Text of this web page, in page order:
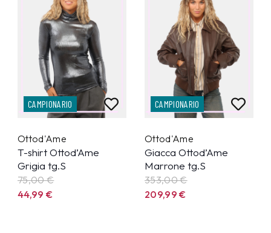
CAMPIONARIO
Ottod'Ame
T-shirt Ottod’Ame
Grigia tg.S
75,00 €
44,99€
CAMPIONARIO
Ottod'Ame
Giacca Ottod’Ame
Marrone tg.S
353,00 €
209,99€